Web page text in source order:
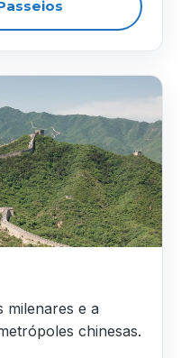
milenares e a
chinesas.